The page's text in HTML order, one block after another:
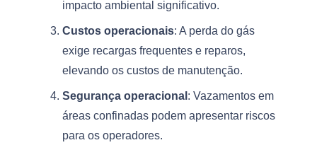
impacto ambiental significativo.
Custos operacionais: A perda do gás
exige recargas frequentes e reparos,
elevando os custos de manutenção.
Segurança operacional : Vazamentos em
áreas confinadas podem apresentar riscos
para os operadores.